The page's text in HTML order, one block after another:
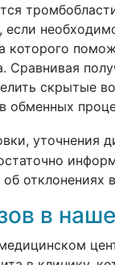
Сравнивая
скрытые
обменных
уточнения
отклонениях
в